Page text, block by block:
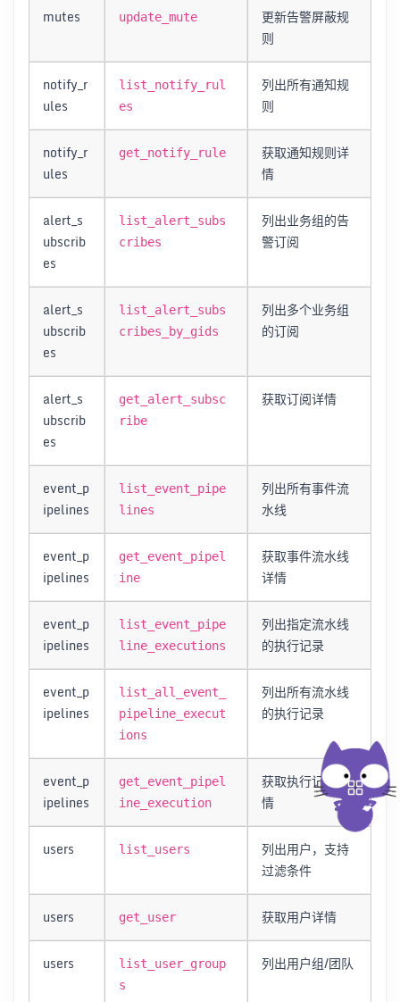
mutes update_mute
更新告警屏蔽规
则
notify_r
ules
list_notify_rul
es
列出所有通知规
则
notify_r
ules
get_notify_rule
获取通知规则详
情
alert_s
ubscrib
es
list_alert_subs
cribes
列出业务组的告
警订阅
alert_s
ubscrib
es
list_alert_subs
cribes_by_gids
列出多个业务组
的订阅
alert_s
ubscrib
es
get_alert_subsc
ribe
获取订阅详情
event_p
ipelines
list_event_pipe
lines
列出所有事件流
水线
event_p
ipelines
get_event_pipel
ine
获取事件流水线
详情
event_p
ipelines
list_event_pipe
line_executions
列出指定流水线
的执行记录
event_p
ipelines
list_all_event_
pipeline_execut
ions
列出所有流水线
的执行记录
event_p
ipelines
get_event_pipel
ine_execution
获取执行记录详
情
users list_users
列出用户，支持
过滤条件
users get_user 获取用户详情
users
list_user_group
s
列出用户组/团队